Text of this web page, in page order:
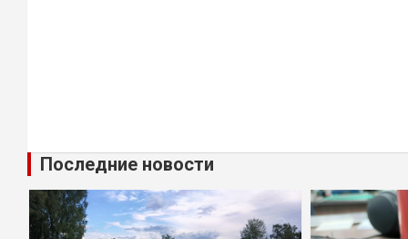
Последние новости